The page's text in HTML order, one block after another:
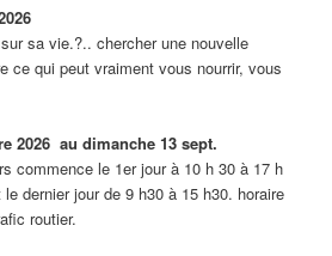
sa vie.?.. chercher une nouvelle
ce qui peut vraiment vous nourrir, vous
2026 au dimanche 13 sept.
commence le 1er jour à 10 h 30 à 17 h
dernier jour de 9 h30 à 15 h30. horaire
routier.